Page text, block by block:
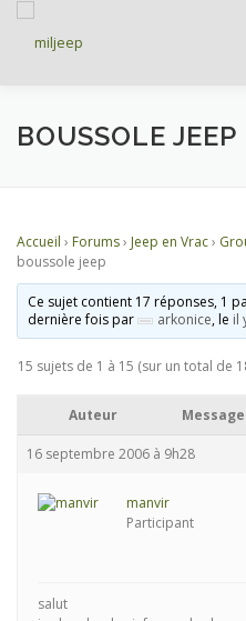
ACCUEIL ARTICLES
DOCUMENTATIONS
CONNEXION
BOUSSOLE JEEP
Accueil › Forums› Jeep en Vrac›
boussole jeep
Ce sujet contient 17 réponses, 1
dernière fois par
arkonice, le il
15 sujets de 1 à 15 (sur un total de
Auteur
16 septembre 2006 à 9h28
manvir
Participant
salut